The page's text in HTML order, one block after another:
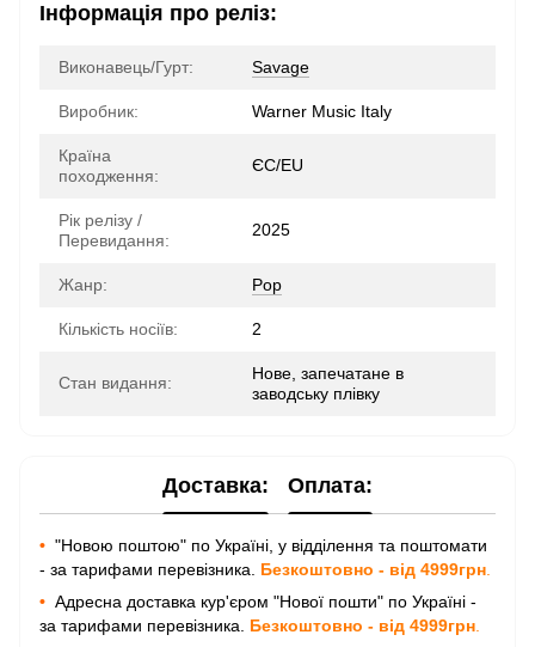
Інформація про реліз:
Виконавець/Гурт: Savage
Виробник: Warner Music Italy
Країна
походження:
ЄС/EU
Рік релізу /
Перевидання:
2025
Жанр: Pop
Кількість носіїв: 2
Стан видання:
Нове, запечатане в
заводську плівку
Доставка: Оплата:
• "Новою поштою" по Україні, у відділення та поштомати
- за тарифами перевізника. Безкоштовно - від 4999грн
• Адресна доставка кур'єром "Нової пошти" по Україні -
за тарифами перевізника. Безкоштовно - від 4999грн